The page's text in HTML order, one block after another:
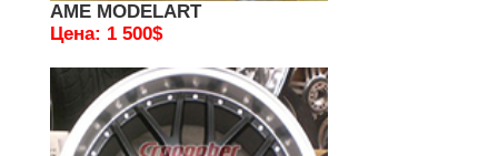
AME MODELART
Цена: 1 500$